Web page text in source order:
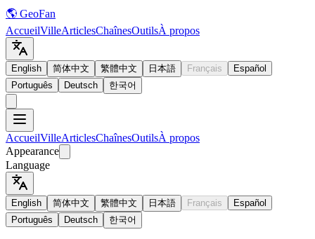
🌎 GeoFan
AccueilVilleArticlesChaînesOutilsÀ propos
English 简体中文 繁體中文 日本語 Français
Español
Português
Deutsch 한국어
AccueilVilleArticlesChaînesOutilsÀ propos
Appearance
Language
English 简体中文 繁體中文 日本語 Français
Español
Português
Deutsch 한국어